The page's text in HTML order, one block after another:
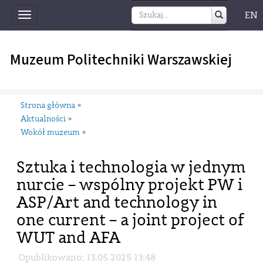
Toggle
navigation
EN
Muzeum Politechniki Warszawskiej
Strona główna »
Aktualności »
Wokół muzeum »
Sztuka i technologia w jednym
nurcie – wspólny projekt PW i
ASP/Art and technology in
one current – a joint project of
WUT and AFA
Opublikowano: 13.05.2025 13:48